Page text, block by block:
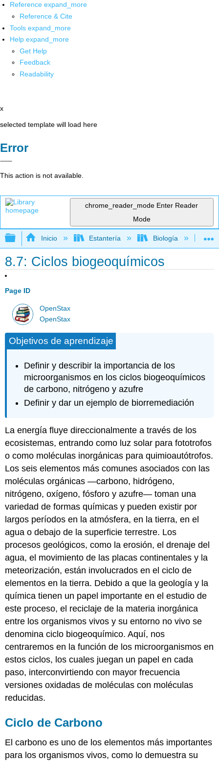
Reference expand_more
Reference & Cite
Tools expand_more
Help expand_more
Get Help
Feedback
Readability
x
selected template will load here
Error
This action is not available.
chrome_reader_mode Enter Reader
Mode
Expandir/contraer jerarquía global
Inicio Estantería Biología
8.7: Ciclos biogeoquímicos
Page ID
OpenStax
OpenStax
Objetivos de aprendizaje
Definir y describir la importancia de los
microorganismos en los ciclos biogeoquímicos
de carbono, nitrógeno y azufre
Definir y dar un ejemplo de biorremediación
La energía fluye direccionalmente a través de los
ecosistemas, entrando como luz solar para fototrofos
o como moléculas inorgánicas para quimioautótrofos.
Los seis elementos más comunes asociados con las
moléculas orgánicas —carbono, hidrógeno,
nitrógeno, oxígeno, fósforo y azufre— toman una
variedad de formas químicas y pueden existir por
largos períodos en la atmósfera, en la tierra, en el
agua o debajo de la superficie terrestre. Los
procesos geológicos, como la erosión, el drenaje del
agua, el movimiento de las placas continentales y la
meteorización, están involucrados en el ciclo de
elementos en la tierra. Debido a que la geología y la
química tienen un papel importante en el estudio de
este proceso, el reciclaje de la materia inorgánica
entre los organismos vivos y su entorno no vivo se
denomina ciclo biogeoquímico. Aquí, nos
centraremos en la función de los microorganismos en
estos ciclos, los cuales juegan un papel en cada
paso, interconvirtiendo con mayor frecuencia
versiones oxidadas de moléculas con moléculas
reducidas.
Ciclo de Carbono
El carbono es uno de los elementos más importantes
para los organismos vivos, como lo demuestra su